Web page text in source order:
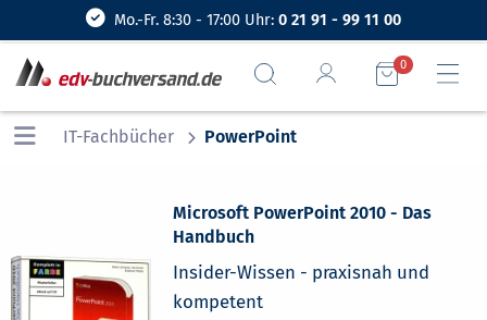
Mo.-Fr. 8:30 - 17:00 Uhr: 0 21 91 - 99 11 00
0
IT-Fachbücher PowerPoint
Microsoft PowerPoint 2010 - Das
Handbuch
Insider-Wissen - praxisnah und
kompetent